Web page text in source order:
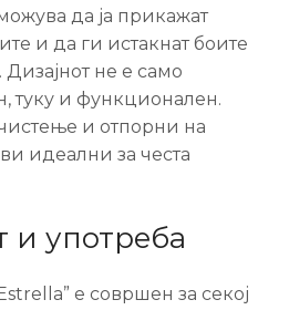
да ја прикажат
и да ги истакнат боите
не е само
туку и функционален.
и отпорни на
идеални за честа
и употреба
е совршен за секој